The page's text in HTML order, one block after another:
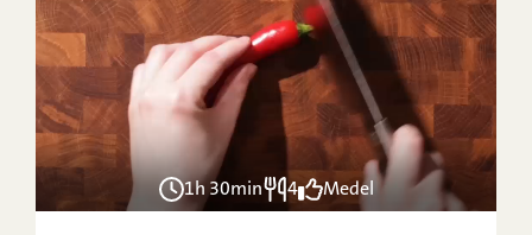
1h 30min 4 Medel